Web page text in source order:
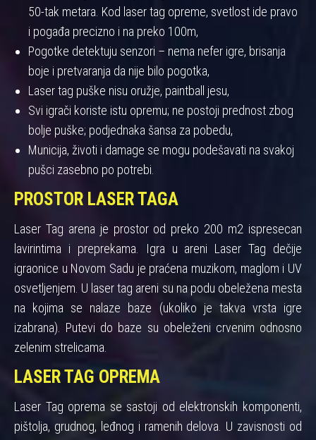
50-tak metara. Kod laser tag opreme, svetlost ide pravo
i pogađa precizno i na preko 100m,
Pogotke detektuju senzori – nema nefer igre, brisanja
boje i pretvaranja da nije bilo pogotka,
Laser tag puške nisu oružje, paintball jesu,
Svi igrači koriste istu opremu; ne postoji prednost zbog
bolje puške; podjednaka šansa za pobedu,
Municija, životi i damage se mogu podešavati na svakoj
pušci zasebno po potrebi.
PROSTOR LASER TAGA
Laser Tag arena je prostor od preko 200 m2 ispresecan
lavirintima i preprekama. Igra u areni Laser Tag dečije
igraonice u Novom Sadu je praćena muzikom, maglom i UV
osvetljenjem. U laser tag areni su na podu obeležena mesta
na kojima se nalaze baze (ukoliko je takva vrsta igre
izabrana). Putevi do baze su obeleženi crvenim odnosno
zelenim strelicama.
LASER TAG OPREMA
Laser Tag oprema se sastoji od elektronskih komponenti,
pištolja, grudnog, leđnog i ramenih delova. U zavisnosti od